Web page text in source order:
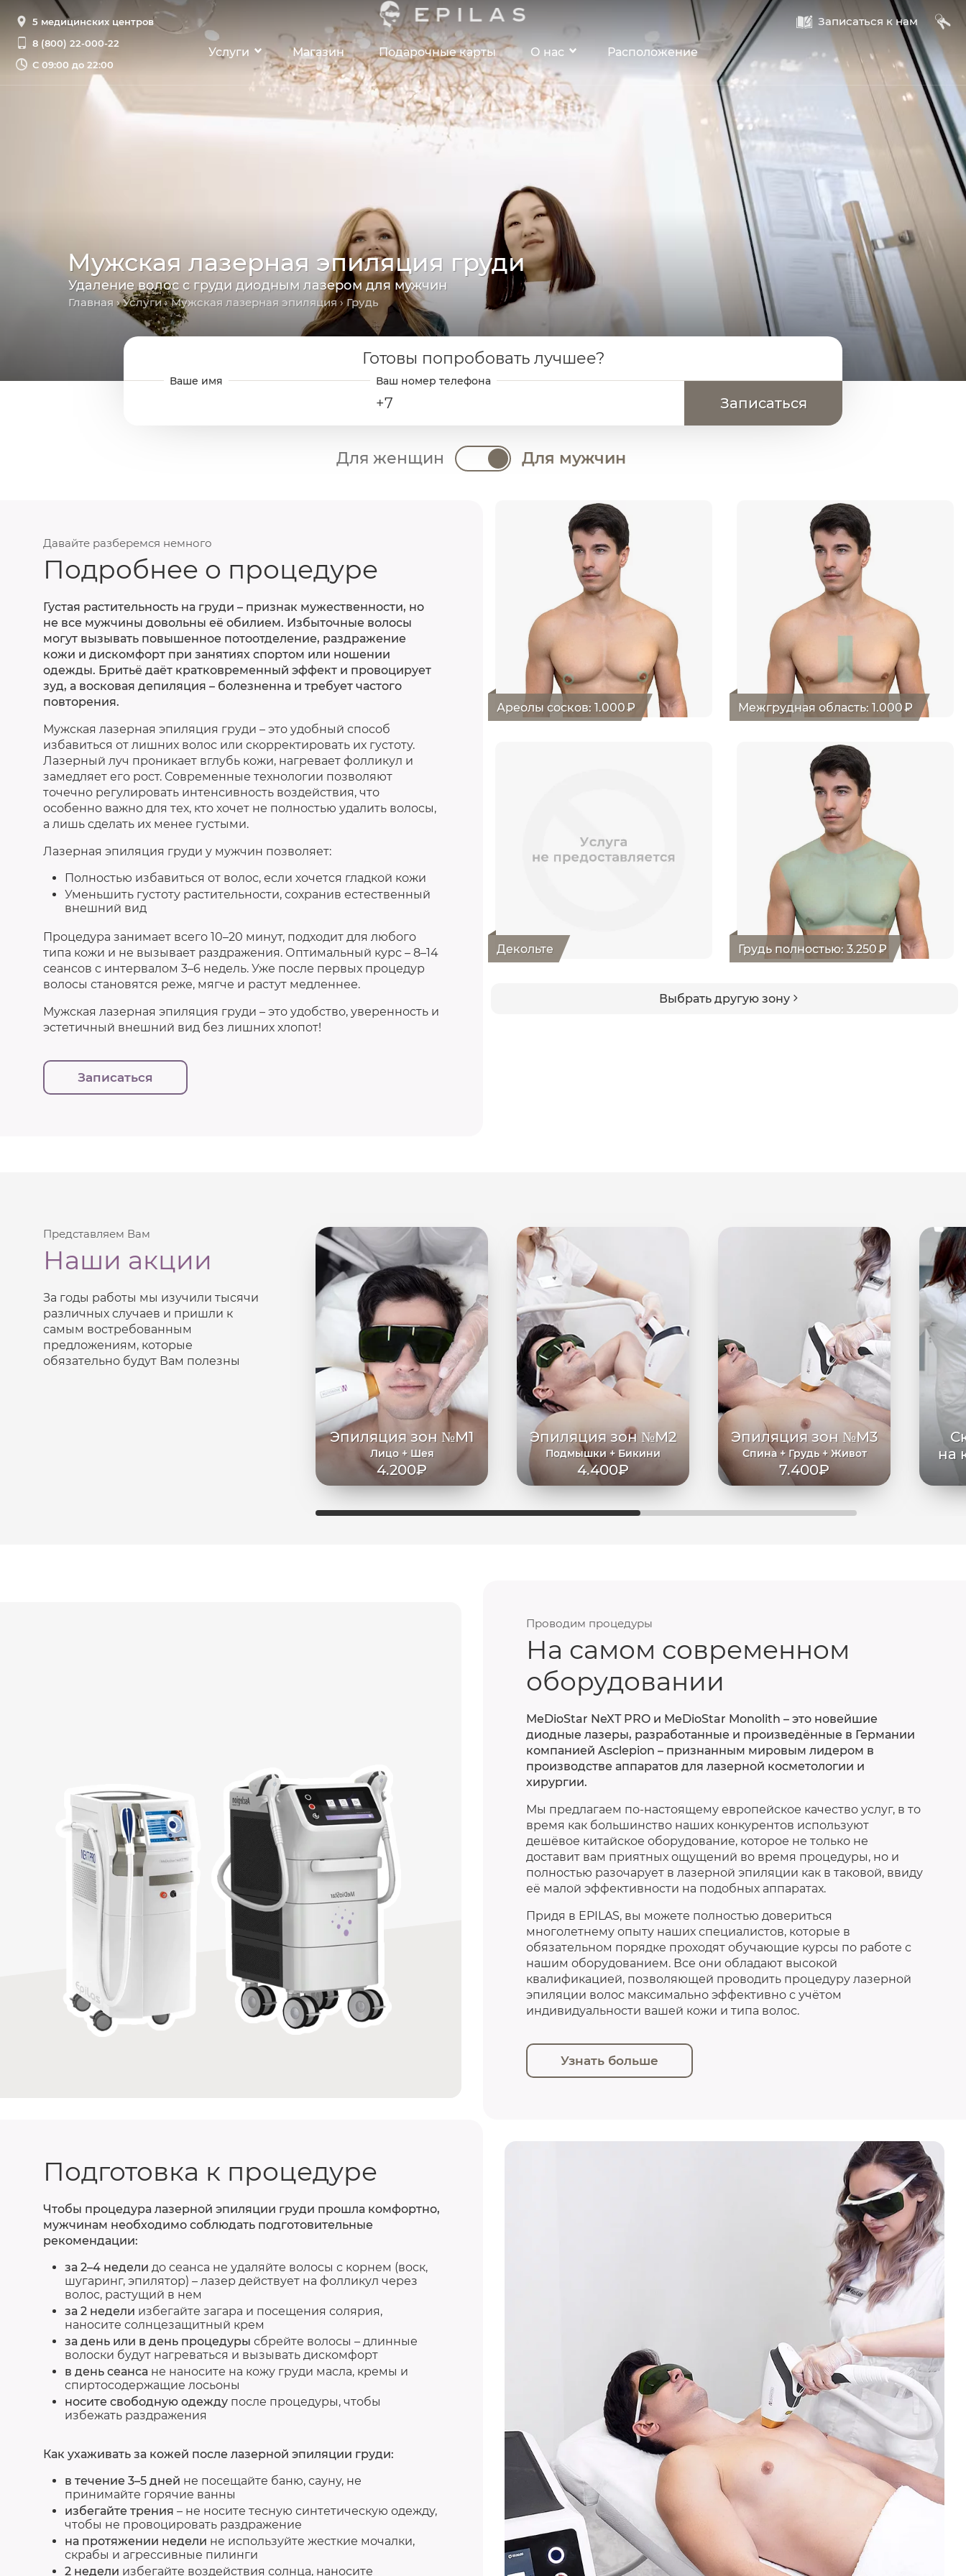
5 медицинских центров
8 (800) 22-000-22
С 09:00 до 22:00
Услуги Магазин Подарочные карты О нас Расположение
A Записаться к нам B
Мужская лазерная эпиляция груди
Удаление волос с груди диодным лазером для мужчин
Главная ›Услуги›Мужская лазерная эпиляция› Грудь
Готовы попробовать лучшее?
+7
Для женщин Для мужчин
Давайте разберемся немного
Подробнее о процедуре
Густая растительность на груди – признак мужественности, но
не все мужчины довольны её обилием. Избыточные волосы
могут вызывать повышенное потоотделение, раздражение
кожи и дискомфорт при занятиях спортом или ношении
одежды. Бритьё даёт кратковременный эффект и провоцирует
зуд, а восковая депиляция – болезненна и требует частого
повторения.
Мужская лазерная эпиляция груди – это удобный способ
избавиться от лишних волос или скорректировать их густоту.
Лазерный луч проникает вглубь кожи, нагревает фолликул и
замедляет его рост. Современные технологии позволяют
точечно регулировать интенсивность воздействия, что
особенно важно для тех, кто хочет не полностью удалить волосы,
а лишь сделать их менее густыми.
Лазерная эпиляция груди у мужчин позволяет:
Полностью избавиться от волос, если хочется гладкой кожи
Уменьшить густоту растительности, сохранив естественный
внешний вид
Процедура занимает всего 10–20 минут, подходит для любого
типа кожи и не вызывает раздражения. Оптимальный курс – 8–14
сеансов с интервалом 3–6 недель. Уже после первых процедур
волосы становятся реже, мягче и растут медленнее.
Мужская лазерная эпиляция груди – это удобство, уверенность и
эстетичный внешний вид без лишних хлопот!
Записаться
Ареолы сосков: 1.000₽ Межгрудная область: 1.000₽
Декольте Грудь полностью: 3.250₽
Выбрать другую зону
Представляем Вам
Наши акции
За годы работы мы изучили тысячи
различных случаев и пришли к
самым востребованным
предложениям, которые
обязательно будут Вам полезны
Эпиляция зон №М1
Лицо + Шея
4.200₽
Эпиляция зон №М2
Подмышки + Бикини
4.400₽
Эпиляция зон №М3
Спина + Грудь + Живот
7.400₽
на
Проводим процедуры
На самом современном
оборудовании
MeDioStar NeXT PRO и MeDioStar Monolith – это новейшие
диодные лазеры, разработанные и произведённые в Германии
компанией Asclepion – признанным мировым лидером в
производстве аппаратов для лазерной косметологии и
хирургии.
Мы предлагаем по-настоящему европейское качество услуг, в то
время как большинство наших конкурентов используют
дешёвое китайское оборудование, которое не только не
доставит вам приятных ощущений во время процедуры, но и
полностью разочарует в лазерной эпиляции как в таковой, ввиду
её малой эффективности на подобных аппаратах.
Придя в EPILAS, вы можете полностью довериться
многолетнему опыту наших специалистов, которые в
обязательном порядке проходят обучающие курсы по работе с
нашим оборудованием. Все они обладают высокой
квалификацией, позволяющей проводить процедуру лазерной
эпиляции волос максимально эффективно с учётом
индивидуальности вашей кожи и типа волос.
Узнать больше
Подготовка к процедуре
Чтобы процедура лазерной эпиляции груди прошла комфортно,
мужчинам необходимо соблюдать подготовительные
рекомендации:
за 2–4 недели до сеанса не удаляйте волосы с корнем (воск,
шугаринг, эпилятор) – лазер действует на фолликул через
волос, растущий в нем
за 2 недели избегайте загара и посещения солярия,
наносите солнцезащитный крем
за день или в день процедуры сбрейте волосы – длинные
волоски будут нагреваться и вызывать дискомфорт
в день сеанса не наносите на кожу груди масла, кремы и
спиртосодержащие лосьоны
носите свободную одежду после процедуры, чтобы
избежать раздражения
Как ухаживать за кожей после лазерной эпиляции груди:
в течение 3–5 дней не посещайте баню, сауну, не
принимайте горячие ванны
избегайте трения – не носите тесную синтетическую одежду,
чтобы не провоцировать раздражение
на протяжении недели не используйте жесткие мочалки,
скрабы и агрессивные пилинги
2 недели избегайте воздействия солнца, наносите